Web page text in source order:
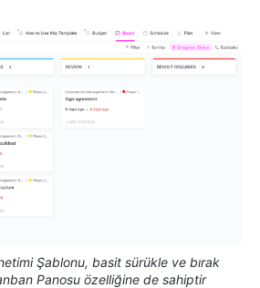
Şablonu, basit sürükle ve bırak
Panosu özelliğine de sahiptir